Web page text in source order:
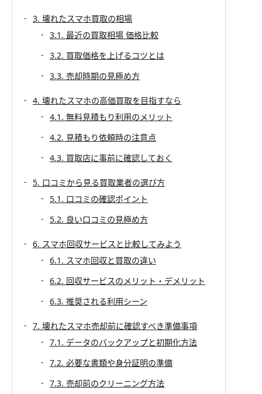
3. 壊れたスマホ買取の相場
3.1. 最近の買取相場 価格比較
3.2. 買取価格を上げるコツとは
3.3. 売却時期の見極め方
4. 壊れたスマホの高価買取を目指すなら
4.1. 無料見積もり利用のメリット
4.2. 見積もり依頼時の注意点
4.3. 買取店に事前に確認しておく
5. 口コミから見る買取業者の選び方
5.1. 口コミの確認ポイント
5.2. 良い口コミの見極め方
6. スマホ回収サービスと比較してみよう
6.1. スマホ回収と買取の違い
6.2. 回収サービスのメリット・デメリット
6.3. 推奨される利用シーン
7. 壊れたスマホ売却前に確認すべき準備事項
7.1. データのバックアップと初期化方法
7.2. 必要な書類や身分証明の準備
7.3. 売却前のクリーニング方法